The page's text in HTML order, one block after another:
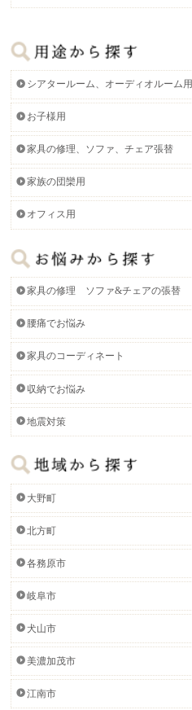
シアタールーム、オーディオルーム用
お子様用
家具の修理、ソファ、チェア張替
家族の団欒用
オフィス用
家具の修理 ソファ&チェアの張替
腰痛でお悩み
家具のコーディネート
収納でお悩み
地震対策
大野町
北方町
各務原市
岐阜市
犬山市
美濃加茂市
江南市